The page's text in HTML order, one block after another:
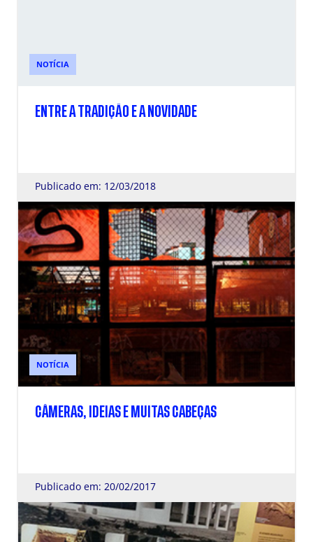
NOTÍCIA
ENTRE A TRADIÇÃO E A NOVIDADE
Publicado em: 12/03/2018
NOTÍCIA
CÂMERAS, IDEIAS E MUITAS CABEÇAS
Publicado em: 20/02/2017